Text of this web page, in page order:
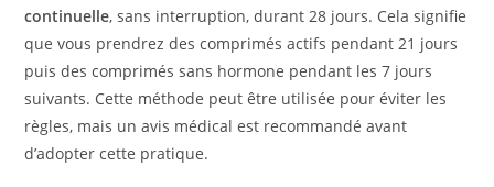
continuelle, sans interruption, durant 28 jours. Cela signifie
que vous prendrez des comprimés actifs pendant 21 jours
puis des comprimés sans hormone pendant les 7 jours
suivants. Cette méthode peut être utilisée pour éviter les
règles, mais un avis médical est recommandé avant
d’adopter cette pratique.